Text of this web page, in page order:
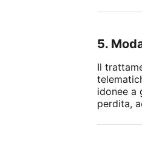
5.
Il
idonee a
perdita,